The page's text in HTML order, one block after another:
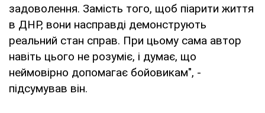
задоволення. Замість того, щоб піарити життя
в ДНР, вони насправді демонструють
реальний стан справ. При цьому сама автор
навіть цього не розуміє, і думає, що
неймовірно допомагає бойовикам", -
підсумував він.